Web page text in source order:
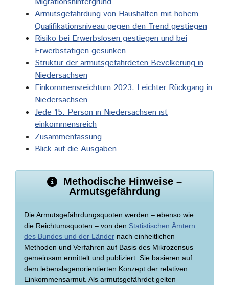
Armutsgefährdung von Haushalten mit hohem
Qualifikationsniveau gegen den Trend gestiegen
Risiko bei Erwerbslosen gestiegen und bei
Erwerbstätigen gesunken
Struktur der armutsgefährdeten Bevölkerung in
Niedersachsen
Einkommensreichtum 2023: Leichter Rückgang in
Niedersachsen
Jede 15. Person in Niedersachsen ist
einkommensreich
Zusammenfassung
Blick auf die Ausgaben
Methodische Hinweise –
Armutsgefährdung
Die Armutsgefährdungsquoten werden – ebenso wie
die Reichtumsquoten – von den Statistischen Ämtern
des Bundes und der Länder nach einheitlichen
Methoden und Verfahren auf Basis des Mikrozensus
gemeinsam ermittelt und publiziert. Sie basieren auf
dem lebenslagenorientierten Konzept der relativen
Einkommensarmut. Als armutsgefährdet gelten